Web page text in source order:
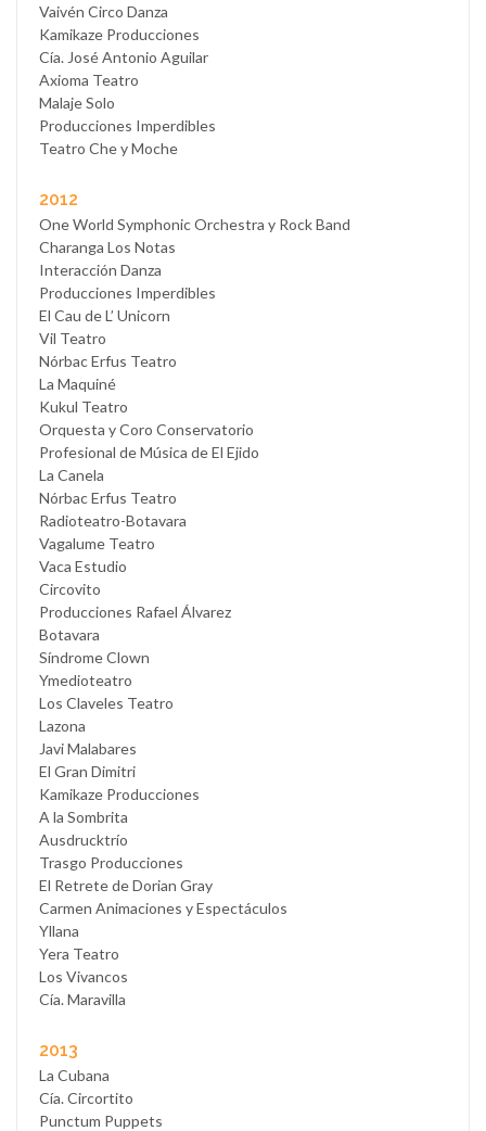
Vaivén Circo Danza
Kamikaze Producciones
Cía. José Antonio Aguilar
Axioma Teatro
Malaje Solo
Producciones Imperdibles
Teatro Che y Moche
2012
One World Symphonic Orchestra y Rock Band
Charanga Los Notas
Interacción Danza
Producciones Imperdibles
El Cau de L’ Unicorn
Vil Teatro
Nórbac Erfus Teatro
La Maquiné
Kukul Teatro
Orquesta y Coro Conservatorio
Profesional de Música de El Ejido
La Canela
Nórbac Erfus Teatro
Radioteatro-Botavara
Vagalume Teatro
Vaca Estudio
Circovito
Producciones Rafael Álvarez
Botavara
Síndrome Clown
Ymedioteatro
Los Claveles Teatro
Lazona
Javi Malabares
El Gran Dimitri
Kamikaze Producciones
A la Sombrita
Ausdrucktrío
Trasgo Producciones
El Retrete de Dorian Gray
Carmen Animaciones y Espectáculos
Yllana
Yera Teatro
Los Vivancos
Cía. Maravilla
2013
La Cubana
Cía. Circortito
Punctum Puppets